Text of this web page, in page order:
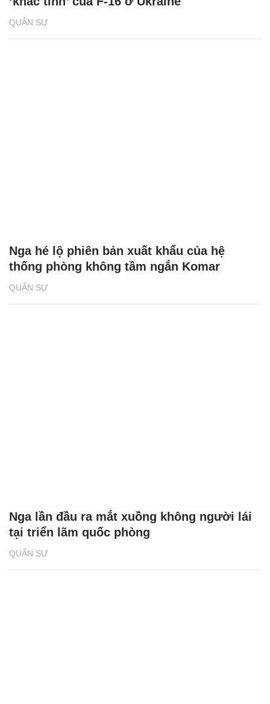
QUÂN SỰ
QUÂN SỰ
Nga hé lộ phiên bản xuất khẩu của hệ
thống phòng không tầm ngắn Komar
QUÂN SỰ
Nga lần đầu ra mắt xuồng không người lái
tại triển lãm quốc phòng